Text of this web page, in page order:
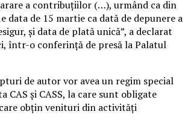
a contribuţiilor (…), urmând ca din
data de 15 martie ca dată de depunere a
şi data de plată unică”, a declarat
într-o conferinţă de presă la Palatul
de autor vor avea un regim special
CAS şi CASS, la care sunt obligate
obţin venituri din activităţi